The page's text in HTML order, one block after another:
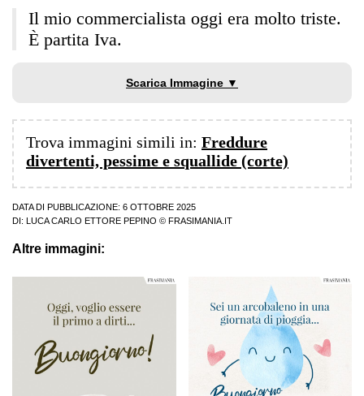
Il mio commercialista oggi era molto triste.
È partita Iva.
Scarica Immagine ▼
Trova immagini simili in: Freddure
divertenti, pessime e squallide (corte)
DATA DI PUBBLICAZIONE: 6 OTTOBRE 2025
DI:
LUCA CARLO ETTORE PEPINO © FRASIMANIA.IT
Altre immagini: